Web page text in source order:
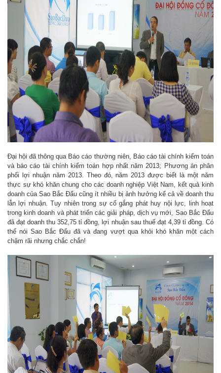
Đại hội đã thông qua Báo cáo thường niên, Báo cáo tài chính kiểm toán
và báo cáo tài chính kiểm toán hợp nhất năm 2013; Phương án phân
phối lợi nhuận năm 2013. Theo đó, năm 2013 được biết là một năm
thực sự khó khăn chung cho các doanh nghiệp Việt Nam, kết quả kinh
doanh của Sao Bắc Đẩu cũng ít nhiều bị ảnh hưởng kể cả về doanh thu
lẫn lợi nhuận. Tuy nhiên trong sự cố gắng phát huy nội lực, linh hoạt
trong kinh doanh và phát triển các giải pháp, dịch vụ mới, Sao Bắc Đẩu
đã đạt doanh thu 352,75 tỉ đồng, lợi nhuận sau thuế đạt 4,39 tỉ đồng. Có
thể nói Sao Bắc Đẩu đã và đang vượt qua khỏi khó khăn một cách
chậm rãi nhưng chắc chắn!